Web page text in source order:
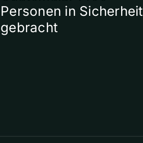
Personen in Sicherheit
gebracht